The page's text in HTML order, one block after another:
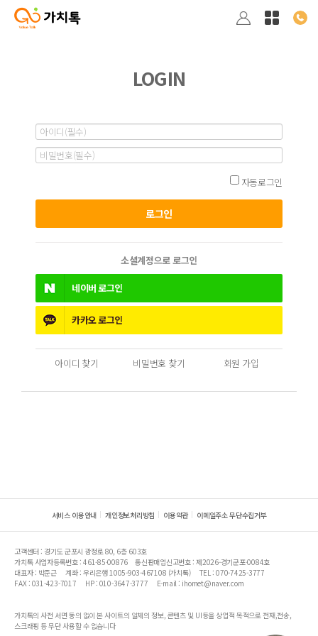
LOGIN
자동로그인
소셜계정으로 로그인
네이버로그인
카카오로그인
아이디 찾기 비밀번호 찾기 회원 가입
서비스 이용안내 개인정보처리방침 이용약관 이메일주소 무단수집거부
고객센터 : 경기도 군포시 광정로 80, 6층 603호
가치톡 사업자등록번호 : 461-85-00876
통신판매업신고번호 : 제2026-경기군포-0084호
대표자 : 박준근
계좌 : 우리은행 1005-903-467108 (가치톡)
TEL : 070-7425-3777
FAX : 031-423-7017
HP : 010-3647-3777 E-mail : ihomet@naver.com
가치톡의 사전 서면 동의 없이 본 사이트의 일체의 정보, 콘텐츠 및 UI등을 상업적 목적으로 전재,전송,
스크래핑 등 무단 사용할 수 없습니다